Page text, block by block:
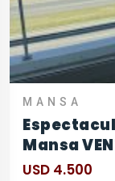
MANSA
Mansa
USD 4.500